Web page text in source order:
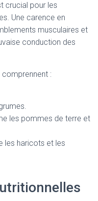
crucial pour les
Une carence en
musculaires et
conduction des
:
les pommes de terre et
les haricots et les